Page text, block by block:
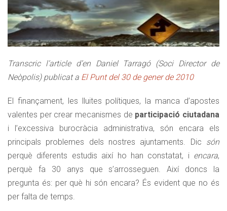
Transcric l’article d’en Daniel Tarragó (Soci Director de
Neòpolis) publicat a El Punt del 30 de gener de 2010
El finançament, les lluites polítiques, la manca d’apostes
valentes per crear mecanismes de participació ciutadana
i l’excessiva burocràcia administrativa, són encara els
principals problemes dels nostres ajuntaments. Dic són
perquè diferents estudis així ho han constatat, i encara,
perquè fa 30 anys que s’arrosseguen. Així doncs la
pregunta és: per què hi són encara? És evident que no és
per falta de temps.